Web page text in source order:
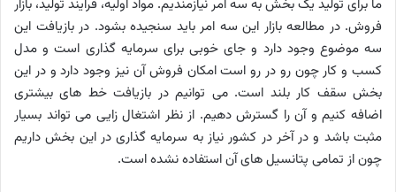
ما برای تولید یک بخش به سه امر نیازمندیم. مواد اولیه، فرایند تولید، بازار
فروش. در مطالعه بازار این سه امر باید سنجیده بشود. در بازیافت این
سه موضوع وجود دارد و جای خوبی برای سرمایه گذاری است و مدل
کسب و کار چون رو در رو است امکان فروش آن نیز وجود دارد و در این
بخش سقف کار بلند است. می توانیم در بازیافت خط های بیشتری
اضافه کنیم و آن را گسترش دهیم. از نظر اشتغال زایی می تواند بسیار
مثبت باشد و در آخر در کشور نیاز به سرمایه گذاری در این بخش داریم
چون از تمامی پتانسیل های آن استفاده نشده است.